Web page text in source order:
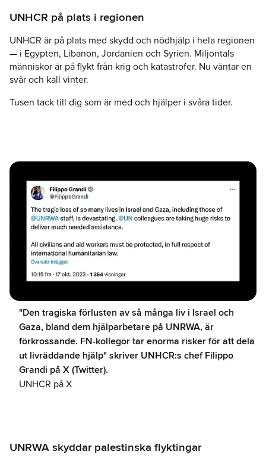
UNHCR på plats i regionen
UNHCR är på plats med skydd och nödhjälp i hela regionen
— i Egypten, Libanon, Jordanien och Syrien. Miljontals
människor är på flykt från krig och katastrofer. Nu väntar en
svår och kall vinter.
Tusen tack till dig som är med och hjälper i svåra tider.
"Den tragiska förlusten av så många liv i Israel och
Gaza, bland dem hjälparbetare på UNRWA, är
förkrossande. FN-kollegor tar enorma risker för att dela
ut livräddande hjälp" skriver UNHCR:s chef Filippo
Grandi på X (Twitter).
UNHCR på X
UNRWA skyddar palestinska flyktingar